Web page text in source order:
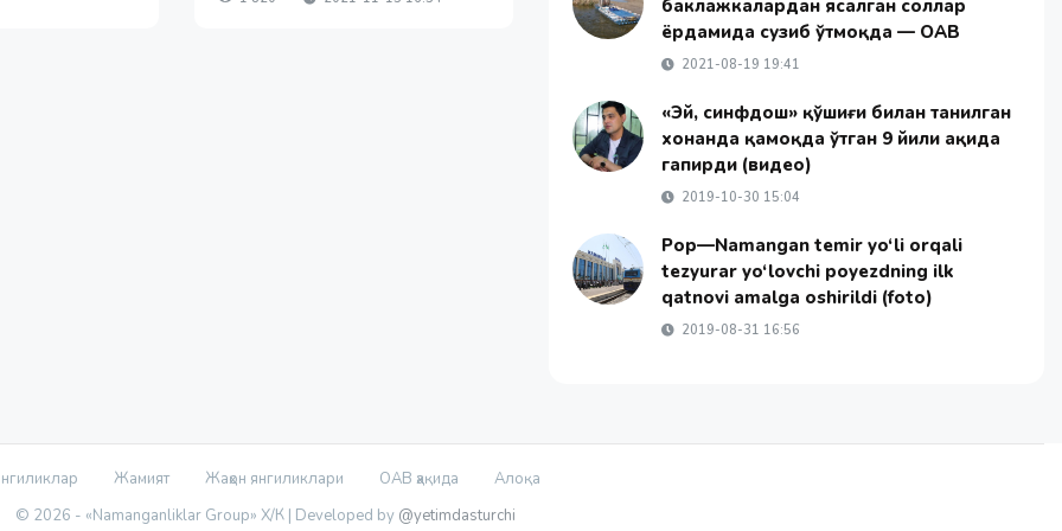
баклажкалардан ясалган соллар
ёрдамида сузиб ўтмоқда — ОАВ
2021-08-19 19:41
«Эй, синфдош» қўшиғи билан танилган
хонанда қамоқда ўтган 9 йили ҳақида
гапирди (видео)
2019-10-30 15:04
Pop—Namangan temir yo‘li orqali
tezyurar yo‘lovchi poyezdning ilk
qatnovi amalga oshirildi (foto)
2019-08-31 16:56
Жамият Жаҳон янгиликлари ОАВ ҳақида
Алоқа
© 2026 - «Namanganliklar Group» Х/К | Developed by @yetimdasturchi